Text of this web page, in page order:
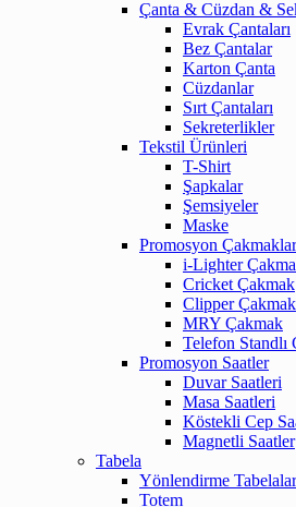
Çanta & Cüzdan &
Evrak Çantaları
Bez Çantalar
Karton Çanta
Cüzdanlar
Sırt Çantaları
Sekreterlikler
Tekstil Ürünleri
T-Shirt
Şapkalar
Şemsiyeler
Maske
Promosyon Çakmaklar
i-Lighter
Cricket Çakmak
Clipper Çakmak
MRY Çakmak
Telefon Standlı
Promosyon Saatler
Duvar Saatleri
Masa Saatleri
Köstekli Cep
Magnetli Saatler
Tabela
Yönlendirme
Totem